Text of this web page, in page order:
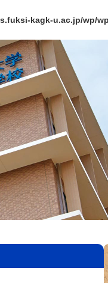
kagk-u.ac.jp/wp/